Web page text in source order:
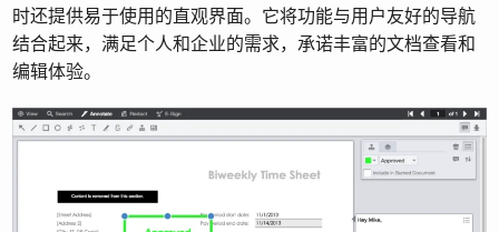
时还提供易于使用的直观界面。它将功能与用户友好的导航
结合起来，满足个人和企业的需求，承诺丰富的文档查看和
编辑体验。